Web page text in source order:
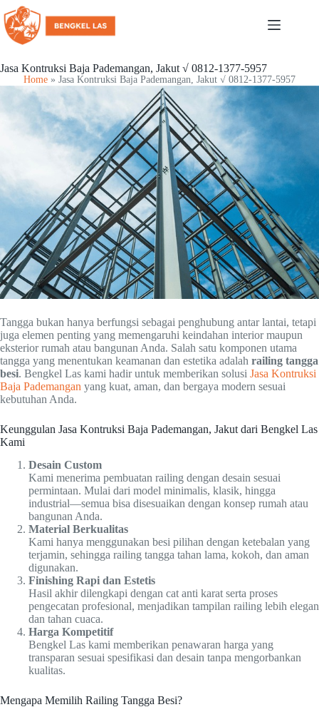
Jasa Kontruksi Baja Pademangan, Jakut √ 0812-1377-5957
Home » Jasa Kontruksi Baja Pademangan, Jakut √ 0812-1377-5957
Tangga bukan hanya berfungsi sebagai penghubung antar lantai, tetapi
juga elemen penting yang memengaruhi keindahan interior maupun
eksterior rumah atau bangunan Anda. Salah satu komponen utama
tangga yang menentukan keamanan dan estetika adalah railing tangga
besi. Bengkel Las kami hadir untuk memberikan solusi Jasa Kontruksi
Baja Pademangan yang kuat, aman, dan bergaya modern sesuai
kebutuhan Anda.
Keunggulan Jasa Kontruksi Baja Pademangan, Jakut dari Bengkel Las
Kami
Desain Custom
Kami menerima pembuatan railing dengan desain sesuai
permintaan. Mulai dari model minimalis, klasik, hingga
industrial—semua bisa disesuaikan dengan konsep rumah atau
bangunan Anda.
Material Berkualitas
Kami hanya menggunakan besi pilihan dengan ketebalan yang
terjamin, sehingga railing tangga tahan lama, kokoh, dan aman
digunakan.
Finishing Rapi dan Estetis
Hasil akhir dilengkapi dengan cat anti karat serta proses
pengecatan profesional, menjadikan tampilan railing lebih elegan
dan tahan cuaca.
Harga Kompetitif
Bengkel Las kami memberikan penawaran harga yang
transparan sesuai spesifikasi dan desain tanpa mengorbankan
kualitas.
Mengapa Memilih Railing Tangga Besi?